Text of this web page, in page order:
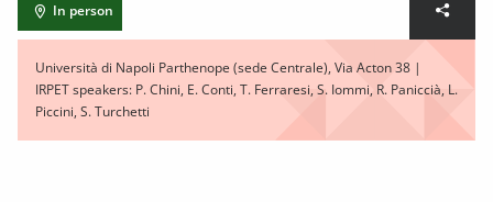
In person
Università di Napoli Parthenope (sede Centrale), Via Acton 38 |
IRPET speakers: P. Chini, E. Conti, T. Ferraresi, S. Iommi, R. Paniccià, L.
Piccini, S. Turchetti